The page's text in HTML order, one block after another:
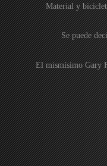
Material y
Se puede
El mismísimo Gary